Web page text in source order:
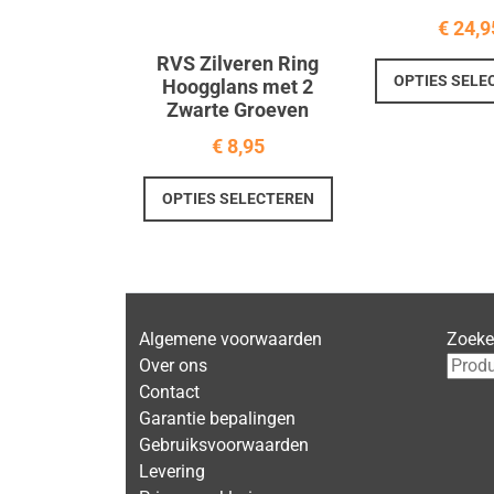
RVS Zilveren Ring
Hoogglans met 2
Zwarte Groeven
€8,95
OPTIES SELECTEREN
Dit
variaties.
€
OPTIES
Algemene voorwaarden
Over ons
Contact
Garantie bepalingen
Gebruiksvoorwaarden
Levering